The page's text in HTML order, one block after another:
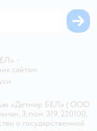
•
сайтом
«Детмир БЕЛ» ( ООО
3, пом. 319, 220100,
о государственной